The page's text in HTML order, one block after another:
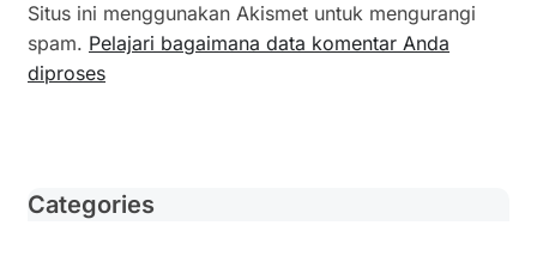
Situs ini menggunakan Akismet untuk mengurangi
spam. Pelajari bagaimana data komentar Anda
diproses
Categories